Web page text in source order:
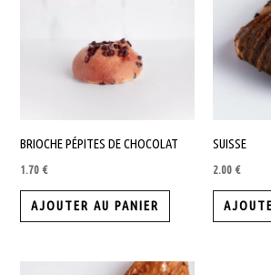
BRIOCHE PÉPITES DE CHOCOLAT
1.70€
AJOUTER AU PANIER
SUISSE
2.00 €